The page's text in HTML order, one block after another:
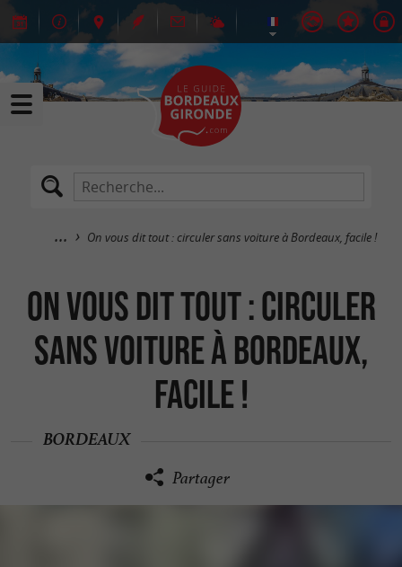
On vous dit tout : circuler sans voiture à Bordeaux, facile !
On vous dit tout : circuler
sans voiture à Bordeaux,
facile !
BORDEAUX
Partager